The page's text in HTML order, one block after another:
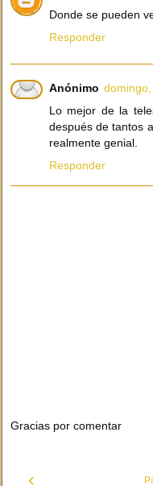
Donde se pueden
Responder
Anónimo
Lo mejor de la
después de tantos
realmente genial.
Responder
Gracias por comentar
‹